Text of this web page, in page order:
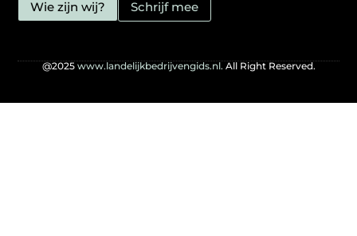
Wie zijn wij? Schrijf mee
@2025www.landelijkbedrijvengids.nl.All Right Reserved.